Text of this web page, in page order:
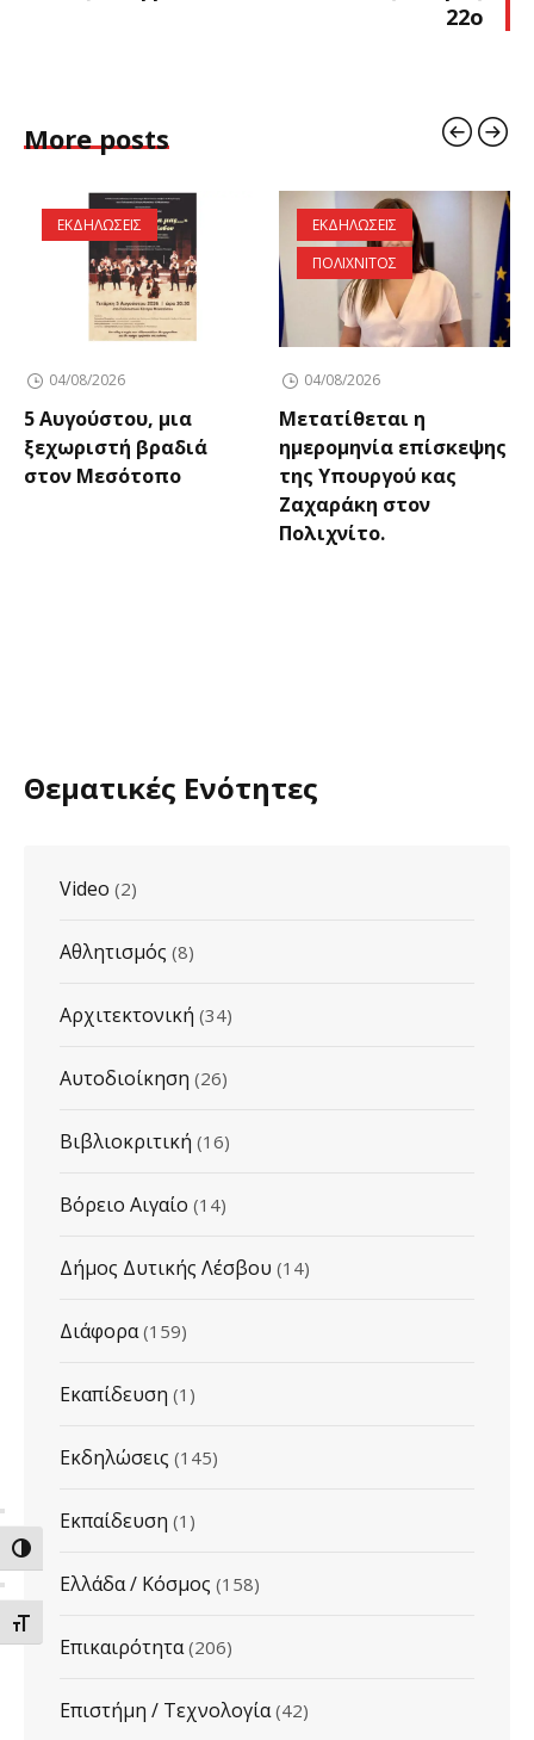
ΕΝΑΛΛΑΓΗ ΥΨΗΛΗΣ ΑΝΤΙΘΕΣΗΣ
ΕΝΑΛΛΑΓΗ ΜΕΓΕΘΟΥΣ ΓΡΑΜΜΑΤΩΝ
22ο
More posts
ΕΚΔΗΛΩΣΕΙΣ
04/08/2026
5 Αυγούστου, μια
ξεχωριστή βραδιά
στον Μεσότοπο
ΕΚΔΗΛΩΣΕΙΣ
ΠΟΛΙΧΝΙΤΟΣ
04/08/2026
Μετατίθεται η
ημερομηνία επίσκεψης
της Υπουργού κας
Ζαχαράκη στον
Πολιχνίτο.
Θεματικές Ενότητες
Video (2)
Αθλητισμός (8)
Αρχιτεκτονική (34)
Αυτοδιοίκηση (26)
Βιβλιοκριτική (16)
Βόρειο Αιγαίο (14)
Δήμος Δυτικής Λέσβου (14)
Διάφορα(159)
Εκαπίδευση (1)
Εκδηλώσεις (145)
Εκπαίδευση (1)
Ελλάδα / Κόσμος (158)
Επικαιρότητα(206)
Επιστήμη / Τεχνολογία(42)